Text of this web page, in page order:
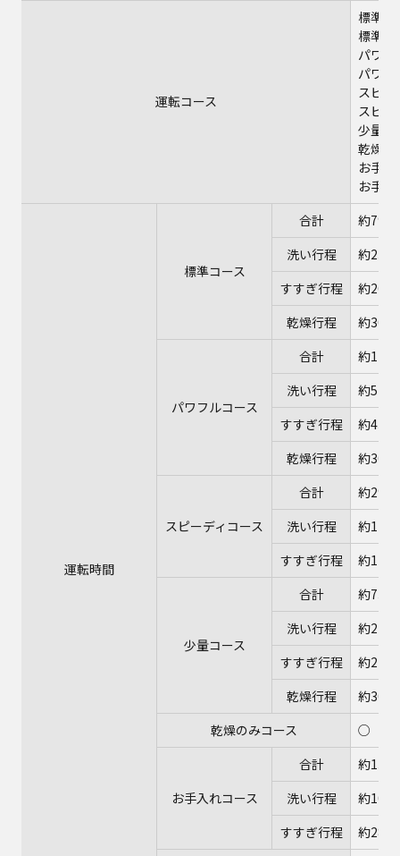
運転コース
標準コ
標準
パワフ
パワ
スピー
スピ
少量コ
乾燥の
お手入
お手
運転時間
標準コース
合計
約79
洗い行程
約23
すすぎ行程
約26
乾燥行程
約30分
パワフルコース
合計
約125
洗い行程
約52
すすぎ行程
約43
乾燥行程
約30分
スピーディコース
合計
約29分
洗い行程
約12分
すすぎ行程
約17
少量コース
合計
約73
洗い行程
約22
すすぎ行程
約21
乾燥行程
約30分
乾燥のみコース
○（30
お手入れコース
合計
約130
洗い行程
約102
すすぎ行程
約28